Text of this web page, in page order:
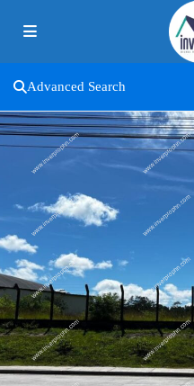
Advanced Search